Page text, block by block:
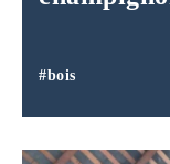
#bois